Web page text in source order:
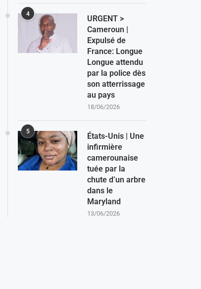
4
URGENT >
Cameroun |
Expulsé de
France: Longue
Longue attendu
par la police dès
son atterrissage
au pays
18/06/2026
5
États-Unis | Une
infirmière
camerounaise
tuée par la
chute d’un arbre
dans le
Maryland
13/06/2026